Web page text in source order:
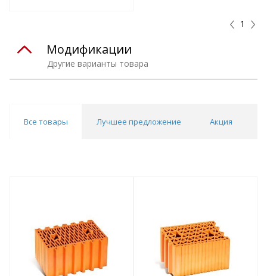
1
Другие варианты товара
Модификации
Все товары Лучшее предложение Акция